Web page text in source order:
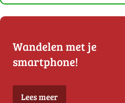
Wandelen met je
smartphone!
Lees meer